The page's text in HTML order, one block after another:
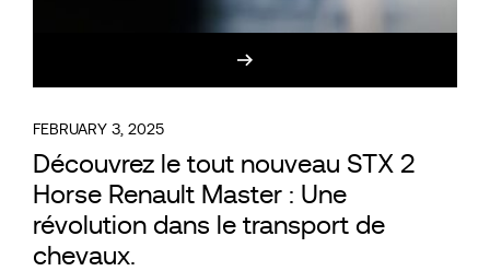
FEBRUARY 3, 2025
Découvrez le tout nouveau STX 2
Horse Renault Master : Une
révolution dans le transport de
chevaux.